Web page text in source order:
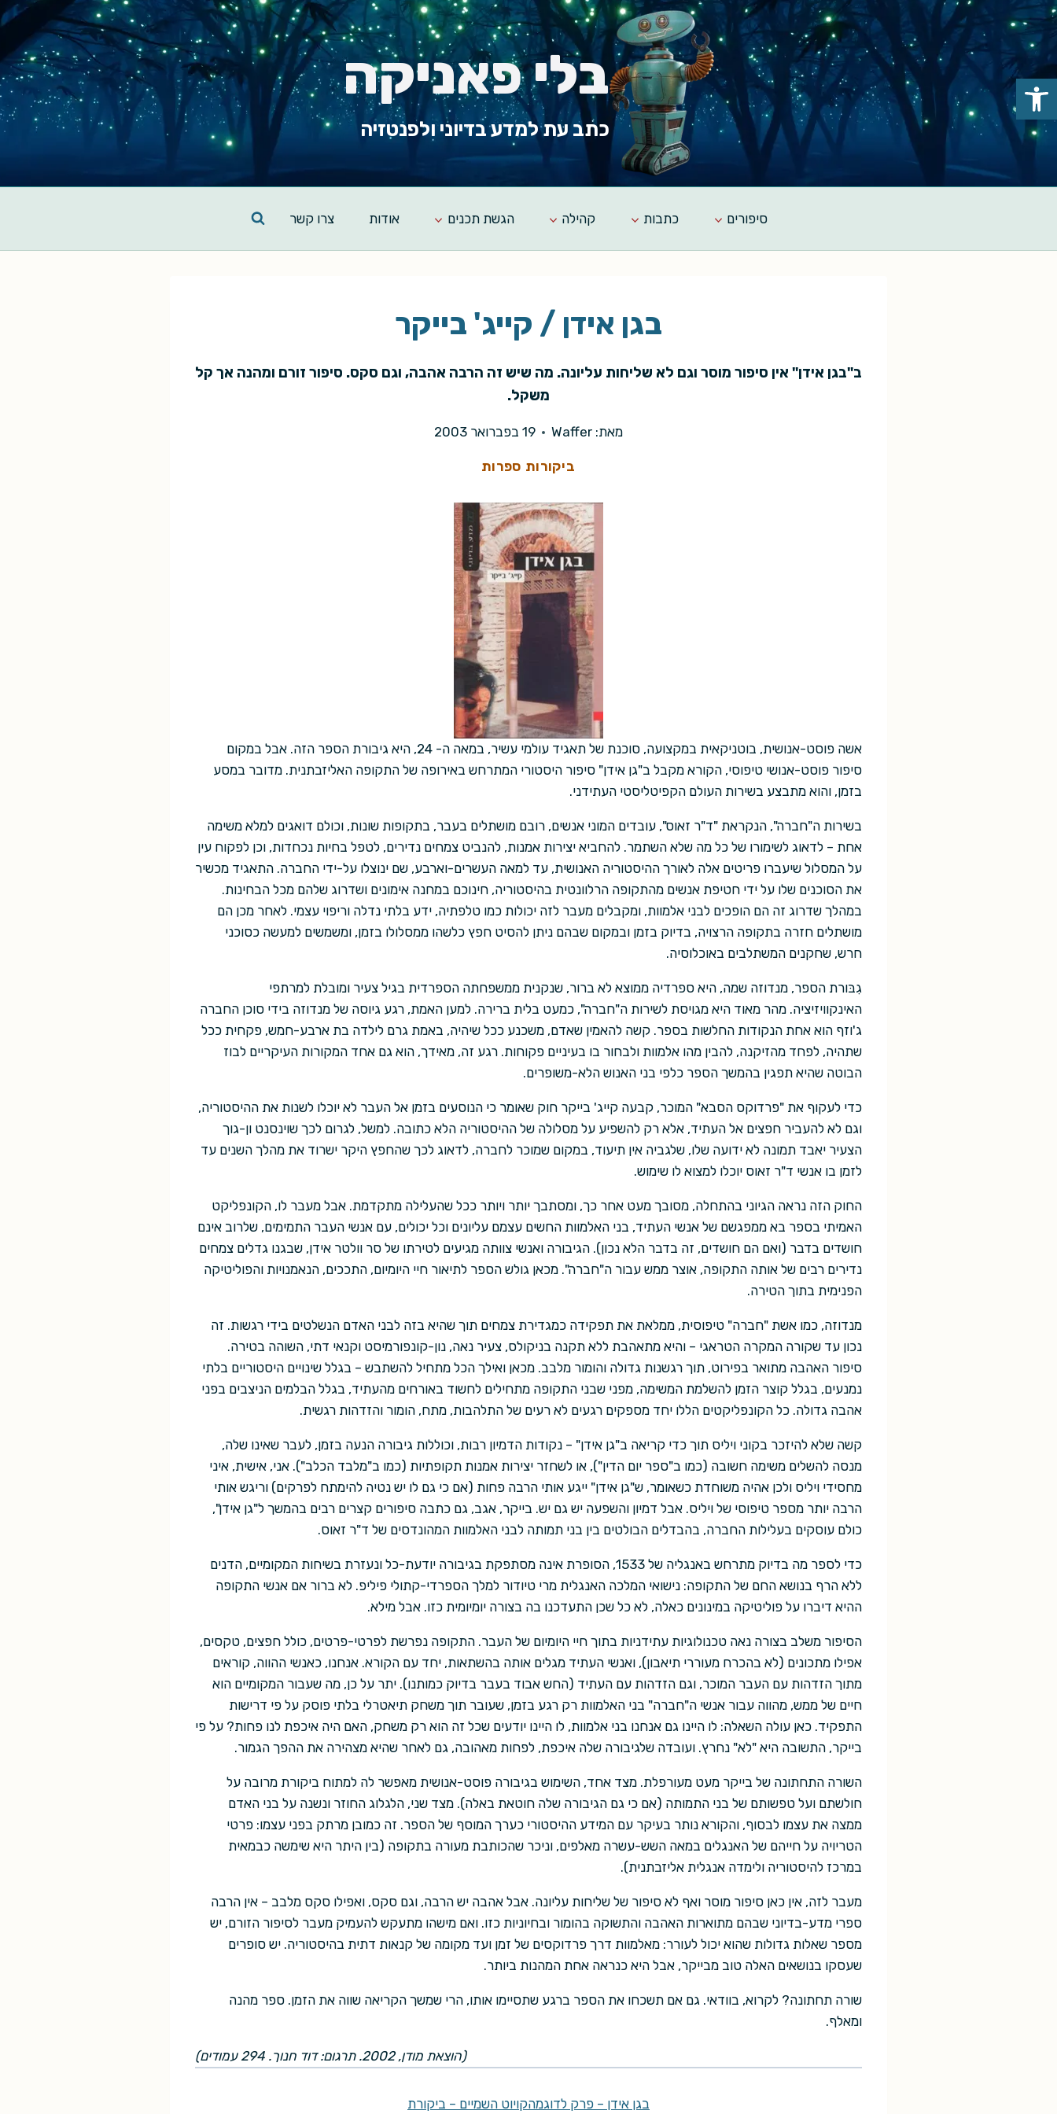
Skip
content
בלי פאניקה
כתב עת למדע בדיוני ולפנטזיה
סיפורים כתבות קהילה הגשת תכנים אודות צרו קשר
בגן אידן / קייג' בייקר
ב"בגן אידן" אין סיפור מוסר וגם לא שליחות עליונה. מה שיש זה הרבה אהבה, וגם סקס. סיפור זורם ומהנה אך קל
משקל.
מאת: Waffer 19 בפברואר 2003
ביקורות ספרות
אשה פוסט-אנושית, בוטניקאית במקצועה, סוכנת של תאגיד עולמי עשיר, במאה ה- 24, היא גיבורת הספר הזה. אבל במקום
סיפור פוסט-אנושי טיפוסי, הקורא מקבל ב"גן אידן" סיפור היסטורי המתרחש באירופה של התקופה האליזבתנית. מדובר במסע
בזמן, והוא מתבצע בשירות העולם הקפיטליסטי העתידני.
בשירות ה"חברה", הנקראת "ד"ר זאוס", עובדים המוני אנשים, רובם מושתלים בעבר, בתקופות שונות, וכולם דואגים למלא משימה
אחת – לדאוג לשימורו של כל מה שלא השתמר. להחביא יצירות אמנות, להנביט צמחים נדירים, לטפל בחיות נכחדות, וכן לפקוח עין
על המסלול שיעברו פריטים אלה לאורך ההיסטוריה האנושית, עד למאה העשרים-וארבע, שם ינוצלו על-ידי החברה. התאגיד מכשיר
את הסוכנים שלו על ידי חטיפת אנשים מהתקופה הרלוונטית בהיסטוריה, חינוכם במחנה אימונים ושדרוג שלהם מכל הבחינות.
במהלך שדרוג זה הם הופכים לבני אלמוות, ומקבלים מעבר לזה יכולות כמו טלפתיה, ידע בלתי נדלה וריפוי עצמי. לאחר מכן הם
מושתלים חזרה בתקופה הרצויה, בדיוק בזמן ובמקום שבהם ניתן להסיט חפץ כלשהו ממסלולו בזמן, ומשמשים למעשה כסוכני
חרש, שחקנים המשתלבים באוכלוסיה.
גִבּורת הספר, מנדוזה שמה, היא ספרדיה ממוצא לא ברור, שנקנית ממשפחתה הספרדית בגיל צעיר ומובלת למרתפי
האינקוויזיציה. מהר מאוד היא מגויסת לשירות ה"חברה", כמעט בלית ברירה. למען האמת, רגע גיוסה של מנדוזה בידי סוכן החברה
ג'וזף הוא אחת הנקודות החלשות בספר. קשה להאמין שאדם, משכנע ככל שיהיה, באמת גרם לילדה בת ארבע-חמש, פקחית ככל
שתהיה, לפחד מהזיקנה, להבין מהו אלמוות ולבחור בו בעיניים פקוחות. רגע זה, מאידך, הוא גם אחד המקורות העיקריים לבוז
הבוטה שהיא תפגין בהמשך הספר כלפי בני האנוש הלא-משופרים.
כדי לעקוף את "פרדוקס הסבא" המוכר, קבעה קייג' בייקר חוק שאומר כי הנוסעים בזמן אל העבר לא יוכלו לשנות את ההיסטוריה,
וגם לא להעביר חפצים אל העתיד, אלא רק להשפיע על מסלולה של ההיסטוריה הלא כתובה. למשל, לגרום לכך שוינסנט ון-גוך
הצעיר יאבד תמונה לא ידועה שלו, שלגביה אין תיעוד, במקום שמוכר לחברה, לדאוג לכך שהחפץ היקר ישרוד את מהלך השנים עד
לזמן בו אנשי ד"ר זאוס יוכלו למצוא לו שימוש.
החוק הזה נראה הגיוני בהתחלה, מסובך מעט אחר כך, ומסתבך יותר ויותר ככל שהעלילה מתקדמת. אבל מעבר לו, הקונפליקט
האמיתי בספר בא ממפגשם של אנשי העתיד, בני האלמוות החשים עצמם עליונים וכל יכולים, עם אנשי העבר התמימים, שלרוב אינם
חושדים בדבר (ואם הם חושדים, זה בדבר הלא נכון). הגיבורה ואנשי צוותה מגיעים לטירתו של סר וולטר אידן, שבגנו גדלים צמחים
נדירים רבים של אותה התקופה, אוצר ממש עבור ה"חברה". מכאן גולש הספר לתיאור חיי היומיום, התככים, הנאמנויות והפוליטיקה
הפנימית בתוך הטירה.
מנדוזה, כמו אשת "חברה" טיפוסית, ממלאת את תפקידה כמגדירת צמחים תוך שהיא בזה לבני האדם הנשלטים בידי רגשות. זה
נכון עד שקורה המקרה הטראגי – והיא מתאהבת ללא תקנה בניקולס, צעיר נאה, נון-קונפורמיסט וקנאי דתי, השוהה בטירה.
סיפור האהבה מתואר בפירוט, תוך רגשנות גדולה והומור מלבב. מכאן ואילך הכל מתחיל להשתבש – בגלל שינויים היסטוריים בלתי
נמנעים, בגלל קוצר הזמן להשלמת המשימה, מפני שבני התקופה מתחילים לחשוד באורחים מהעתיד, בגלל הבלמים הניצבים בפני
אהבה גדולה. כל הקונפליקטים הללו יחד מספקים רגעים לא רעים של התלהבות, מתח, הומור והזדהות רגשית.
קשה שלא להיזכר בקוני ויליס תוך כדי קריאה ב"גן אידן" – נקודות הדמיון רבות, וכוללות גיבורה הנעה בזמן, לעבר שאינו שלה,
מנסה להשלים משימה חשובה (כמו ב"ספר יום הדין"), או לשחזר יצירות אמנות תקופתיות (כמו ב"מלבד הכלב"). אני, אישית, איני
מחסידי ויליס ולכן אהיה משוחדת כשאומר, ש"גן אידן" ייגע אותי הרבה פחות (אם כי גם לו יש נטיה להימתח לפרקים) וריגש אותי
הרבה יותר מספר טיפוסי של ויליס. אבל דמיון והשפעה יש גם יש. בייקר, אגב, גם כתבה סיפורים קצרים רבים בהמשך ל"גן אידן",
כולם עוסקים בעלילות החברה, בהבדלים הבולטים בין בני תמותה לבני האלמוות המהונדסים של ד"ר זאוס.
כדי לספר מה בדיוק מתרחש באנגליה של 1533, הסופרת אינה מסתפקת בגיבורה יודעת-כל ונעזרת בשיחות המקומיים, הדנים
ללא הרף בנושא החם של התקופה: נישואי המלכה האנגלית מרי טיודור למלך הספרדי-קתולי פיליפ. לא ברור אם אנשי התקופה
ההיא דיברו על פוליטיקה במינונים כאלה, לא כל שכן התעדכנו בה בצורה יומיומית כזו. אבל מילא.
הסיפור משלב בצורה נאה טכנולוגיות עתידניות בתוך חיי היומיום של העבר. התקופה נפרשת לפרטי-פרטים, כולל חפצים, טקסים,
אפילו מתכונים (לא בהכרח מעוררי תיאבון), ואנשי העתיד מגלים אותה בהשתאות, יחד עם הקורא. אנחנו, כאנשי ההווה, קוראים
מתוך הזדהות עם העבר המוכר, וגם הזדהות עם העתיד (החש אבוד בעבר בדיוק כמותנו). יתר על כן, מה שעבור המקומיים הוא
חיים של ממש, מהווה עבור אנשי ה"חברה" בני האלמוות רק רגע בזמן, שעובר תוך משחק תיאטרלי בלתי פוסק על פי דרישות
התפקיד. כאן עולה השאלה: לו היינו גם אנחנו בני אלמוות, לו היינו יודעים שכל זה הוא רק משחק, האם היה איכפת לנו פחות? על פי
בייקר, התשובה היא "לא" נחרץ. ועובדה שלגיבורה שלה איכפת, לפחות מאהובה, גם לאחר שהיא מצהירה את ההפך הגמור.
השורה התחתונה של בייקר מעט מעורפלת. מצד אחד, השימוש בגיבורה פוסט-אנושית מאפשר לה למתוח ביקורת מרובה על
חולשתם ועל טפשותם של בני התמותה (אם כי גם הגיבורה שלה חוטאת באלה). מצד שני, הלגלוג החוזר ונשנה על בני האדם
ממצה את עצמו לבסוף, והקורא נותר בעיקר עם המידע ההיסטורי כערך המוסף של הספר. זה כמובן מרתק בפני עצמו: פרטי
הטריויה על חייהם של האנגלים במאה השש-עשרה מאלפים, וניכר שהכותבת מעורה בתקופה (בין היתר היא שימשה כבמאית
במרכז להיסטוריה ולימדה אנגלית אליזבתנית).
מעבר לזה, אין כאן סיפור מוסר ואף לא סיפור של שליחות עליונה. אבל אהבה יש הרבה, וגם סקס, ואפילו סקס מלבב – אין הרבה
ספרי מדע-בדיוני שבהם מתוארות האהבה והתשוקה בהומור ובחיוניות כזו. ואם מישהו מתעקש להעמיק מעבר לסיפור הזורם, יש
מספר שאלות גדולות שהוא יכול לעורר: מאלמוות דרך פרדוקסים של זמן ועד מקומה של קנאות דתית בהיסטוריה. יש סופרים
שעסקו בנושאים האלה טוב מבייקר, אבל היא כנראה אחת המהנות ביותר.
שורה תחתונה? לקרוא, בוודאי. גם אם תשכחו את הספר ברגע שתסיימו אותו, הרי שמשך הקריאה שווה את הזמן. ספר מהנה
ומאלף.
(הוצאת מודן, 2002. תרגום: דוד חנוך. 294 עמודים)
בגן אידן – פרק לדוגמהקויוט השמיים – ביקורת
פתח סרגל נגישות